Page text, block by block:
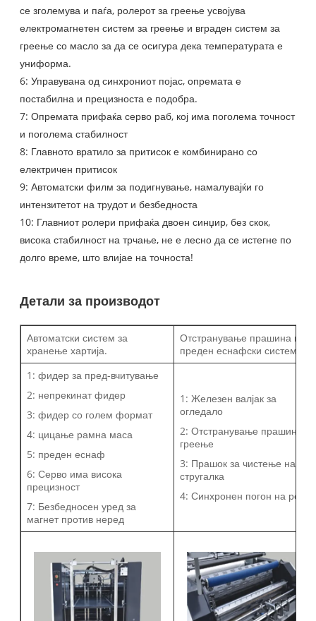
се зголемува и паѓа, ролерот за греење усвојува
електромагнетен систем за греење и вграден систем за
греење со масло за да се осигура дека температурата е
униформа.
6: Управувана од синхрониот појас, опремата е
постабилна и прецизноста е подобра.
7: Опремата прифаќа серво раб, кој има поголема точност
и поголема стабилност
8: Главното вратило за притисок е комбинирано со
електричен притисок
9: Автоматски филм за подигнување, намалувајќи го
интензитетот на трудот и безбедноста
10: Главниот ролери прифаќа двоен синџир, без скок,
висока стабилност на трчање, не е лесно да се истегне по
долго време, што влијае на точноста!
Детали за производот
Автоматски систем за
хранење хартија.
Отстранување прашина и
преден еснафски систем
1: фидер за пред-вчитување
2: непрекинат фидер
3: фидер со голем формат
4: цицање рамна маса
5: преден еснаф
6: Серво има висока
прецизност
7: Безбедносен уред за
магнет против неред
1: Железен валјак за
огледало
2: Отстранување прашина
греење
3: Прашок за чистење на
стругалка
4: Синхронен погон на